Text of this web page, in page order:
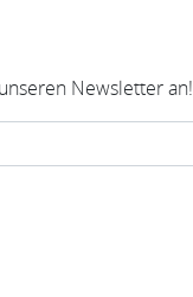
Newsletter an!